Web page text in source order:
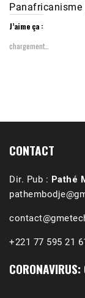
Panafricanisme
J’aime ça :
chargement…
CONTACT
Dir. Pub : Pathé
+221 77 595 21